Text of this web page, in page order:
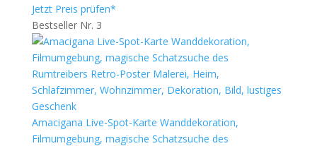
Jetzt Preis prüfen*
Bestseller Nr. 3
Amacigana Live-Spot-Karte Wanddekoration,
Filmumgebung, magische Schatzsuche des